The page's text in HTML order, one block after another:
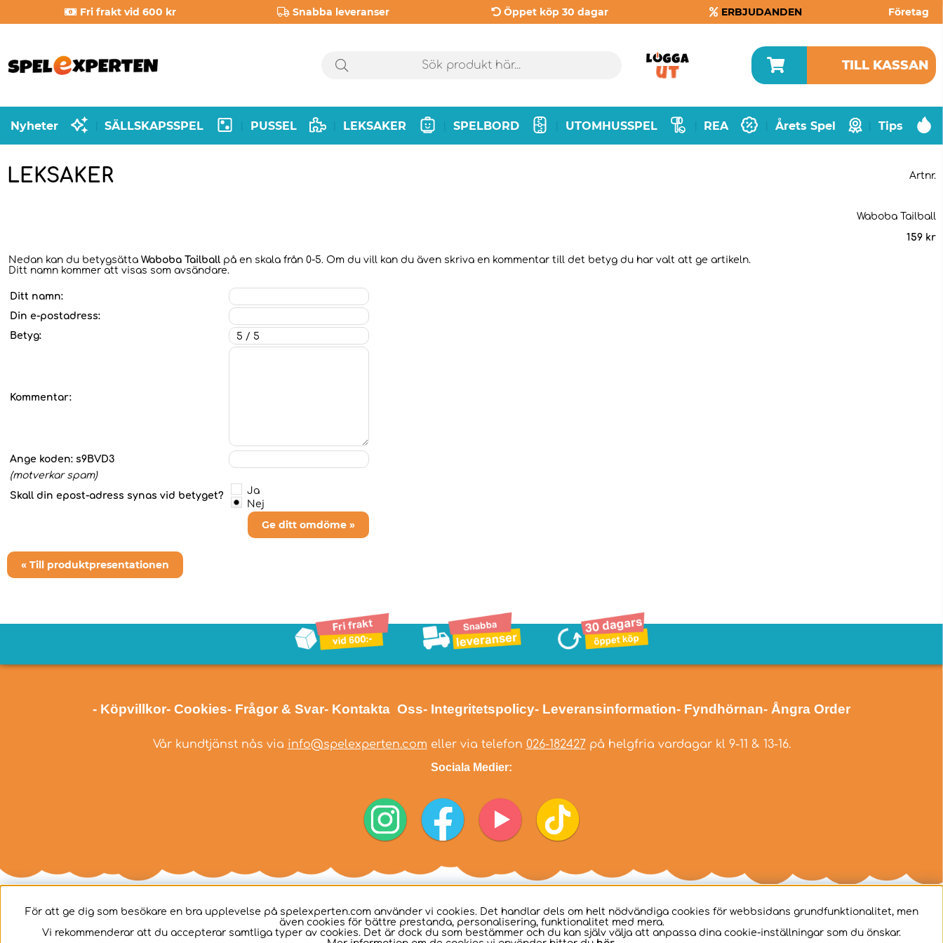
Fri frakt vid 600 kr Snabba leveranser Öppet köp 30 dagar ERBJUDANDEN Företag
TILL KASSAN
Nyheter SÄLLSKAPSSPEL PUSSEL LEKSAKER SPELBORD UTOMHUSSPEL REA Årets Spel Tips
LEKSAKER Artnr.
Waboba Tailball
159 kr
Nedan kan du betygsätta Waboba Tailball på en skala från 0-5. Om du vill kan du även skriva en kommentar till det betyg du har valt att ge artikeln.
Ditt namn kommer att visas som avsändare.
Ditt namn:
Din e-postadress:
Betyg:
Kommentar:
Ange koden: s9BVD3
(motverkar spam)
Skall din epost-adress synas vid betyget?
Ja
Nej
Ge ditt omdöme »
« Till produktpresentationen
- Köpvillkor- Cookies- Frågor & Svar- Kontakta Oss- Integritetspolicy- Leveransinformation- Fyndhörnan- Ångra Order
Vår kundtjänst nås via info@spelexperten.com eller via telefon 026-182427på helgfria vardagar kl 9-11 & 13-16.
Sociala Medier:
För att ge dig som besökare en bra upplevelse på spelexperten.com använder vi cookies. Det handlar dels om helt nödvändiga cookies för webbsidans grundfunktionalitet, men
även cookies för bättre prestanda, personalisering, funktionalitet med mera.
Vi rekommenderar att du accepterar samtliga typer av cookies. Det är dock du som bestämmer och du kan själv välja att anpassa dina cookie-inställningar som du önskar.